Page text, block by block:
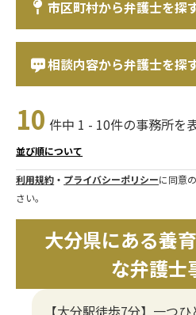
市区町村から弁護士を探
相談内容から弁護士を探
10 件中 1 - 10件の事務所を
並び順について
利用規約 ・ プライバシーポリシーに同意
さい。
大分県にある養
な弁護士
【大分駅徒歩7分】一つ